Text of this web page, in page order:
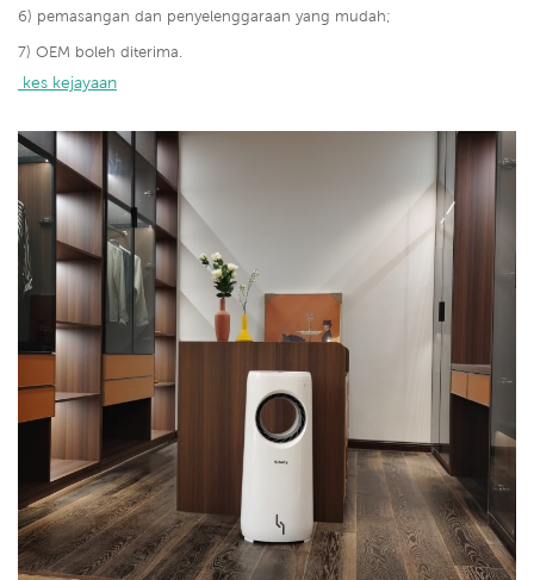
6) pemasangan dan penyelenggaraan yang mudah;
7) OEM boleh diterima.
kes kejayaan